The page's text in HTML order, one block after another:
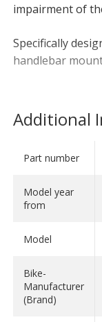
impairment of
Specifically
handlebar
Additional
Part number
Model year
from
Model
Bike-
Manufacturer
(Brand)